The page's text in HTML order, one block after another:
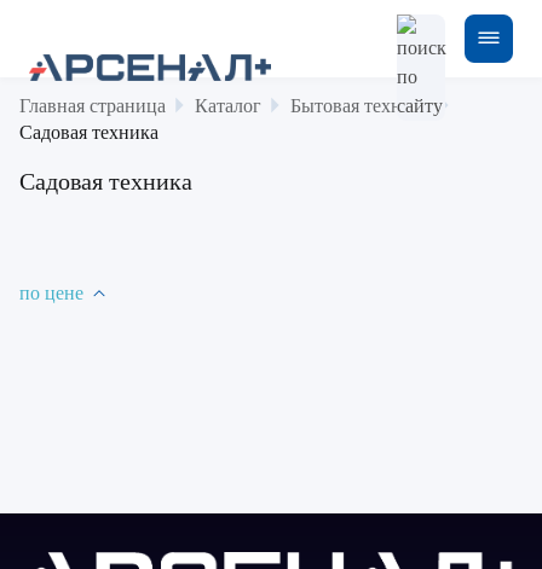
Главная страница Каталог
Бытовая техника
Садовая техника
Садовая техника
по цене